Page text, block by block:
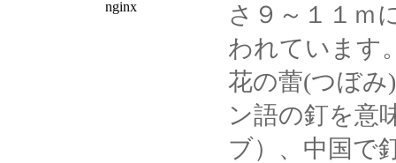
さ９～１１ｍ
われています
花の蕾(つぼ
ン語の釘を意
ブ）、中国で